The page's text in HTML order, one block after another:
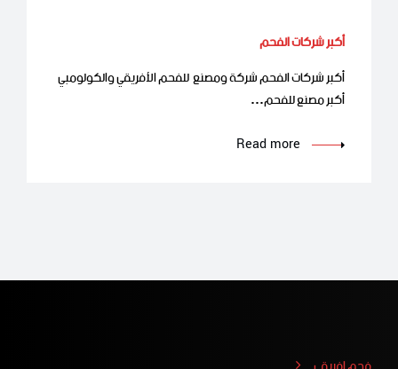
أكبر شركات الفحم
أكبر شركات الفحم شركة ومصنع للفحم الأفريقي والكولومبي
أكبر مصنع للفحم…
Read more